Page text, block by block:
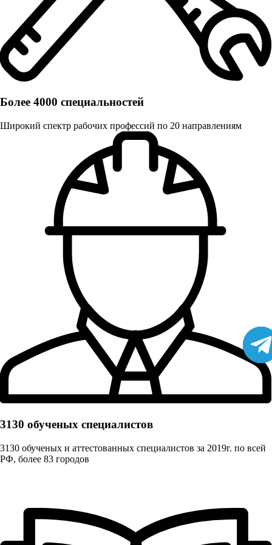
Более 4000 специальностей
Широкий спектр рабочих профессий по 20 направлениям
3130 обученых cпециалистов
3130 обученых и аттестованных специалистов за 2019г. по всей
РФ, более 83 городов